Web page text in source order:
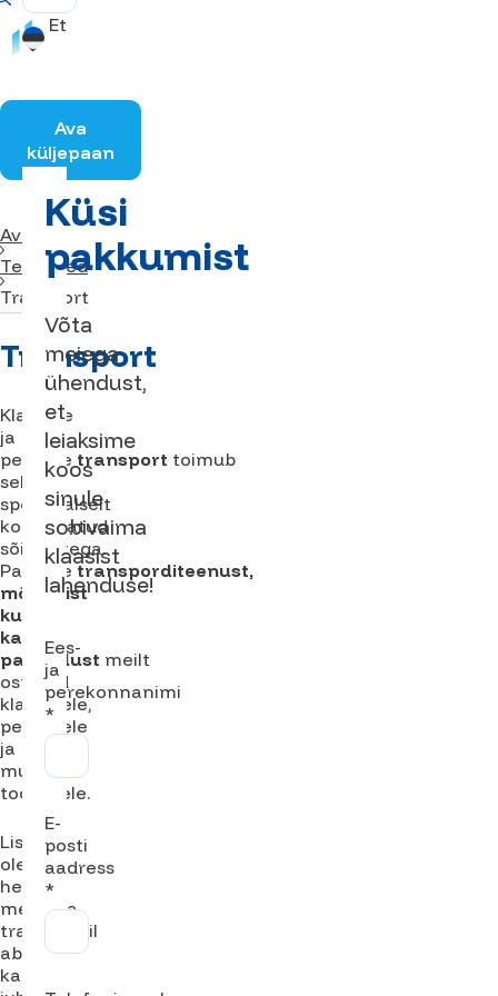
Et
Avaleht
Teenused
Transport
Transport
Klaaside
ja
peeglite transport toimub
selleks
spetsiaalselt
kohandatud
sõidukitega.
Pakumetransporditeenust,
mõõtmist
kui
ka
paigaldust meilt
ostetud
klaasidele,
peeglitele
ja
muudele
toodetele.
Lisaks
oleme
hea
meelega
transpordil
abiks
ka
Ava
küljepaan
Küsi
pakkumist
Võta
meiega
ühendust,
et
leiaksime
koos
sinule
sobivaima
klaasist
lahenduse!
Ees-
ja
perekonnanimi
*
E-
posti
aadress
*